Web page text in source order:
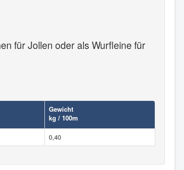
für Jollen oder als Wurfleine für
Gewicht
kg / 100m
0,40